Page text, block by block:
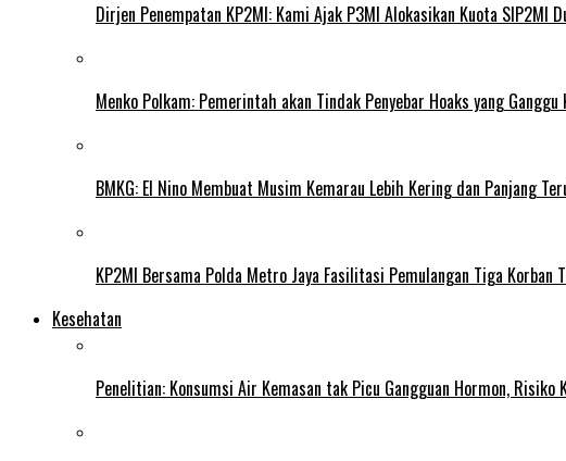
Dirjen Penempatan KP2MI: Kami Ajak P3MI Alokasikan Kuota SIP2MI
Menko Polkam: Pemerintah akan Tindak Penyebar Hoaks yang
BMKG: El Nino Membuat Musim Kemarau Lebih Kering dan Panjang
KP2MI Bersama Polda Metro Jaya Fasilitasi Pemulangan Tiga Korban
Kesehatan
Penelitian: Konsumsi Air Kemasan tak Picu Gangguan Hormon, Risiko